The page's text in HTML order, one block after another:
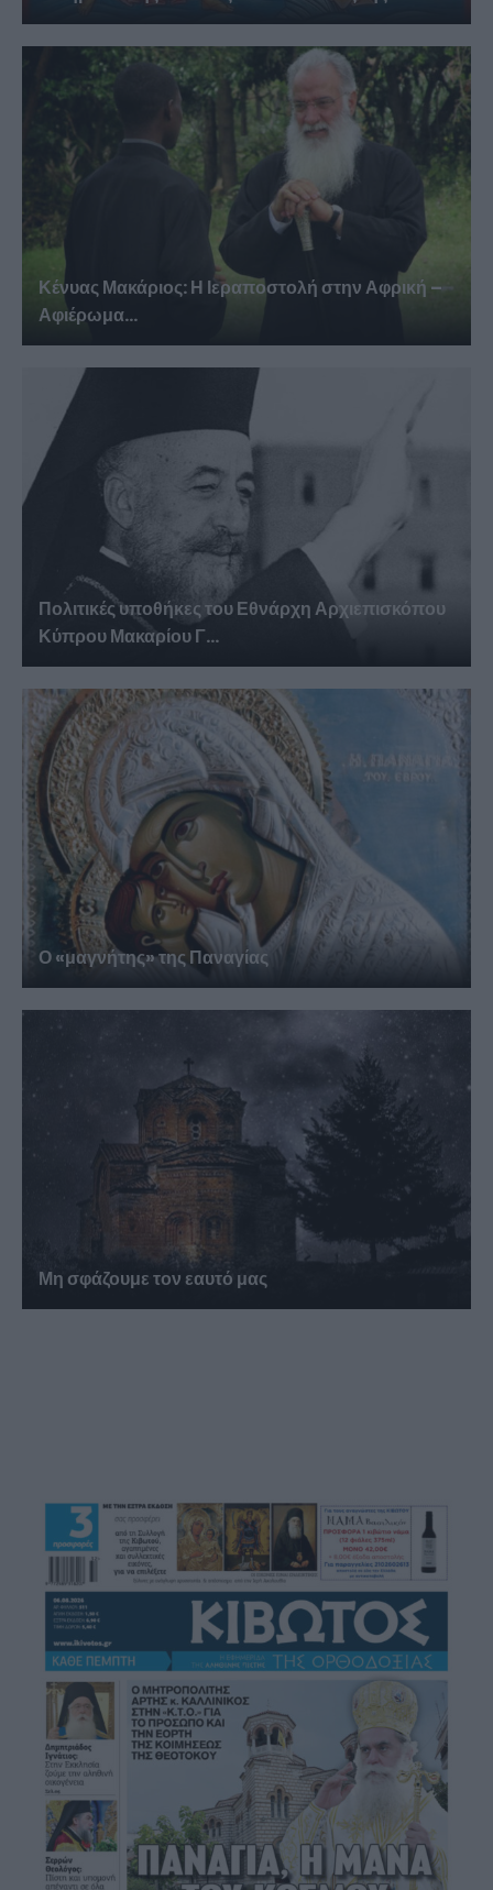
Κένυας Μακάριος: Η Ιεραποστολή στην Αφρική –
Αφιέρωμα...
Πολιτικές υποθήκες του Εθνάρχη Αρχιεπισκόπου
Κύπρου Μακαρίου Γ...
Ο «μαγνήτης» της Παναγίας
Μη σφάζουμε τον εαυτό μας